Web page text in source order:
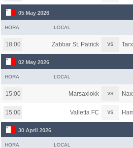
05 May 2026
HORA LOCAL
18:00 Zabbar St. Patrick vs
02 May 2026
HORA LOCAL
15:00 Marsaxlokk vs
15:00 Valletta FC vs
30 April 2026
HORA LOCAL